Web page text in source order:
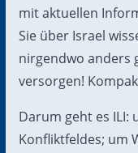
mit aktuellen
Sie über Israel
nirgendwo anders
versorgen!
Darum geht es ILI:
Konfliktfeldes; um